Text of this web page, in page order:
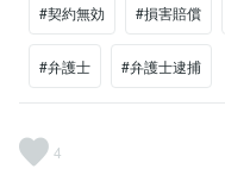
#契約無効 #損害賠償
#弁護士 #弁護士逮捕
4